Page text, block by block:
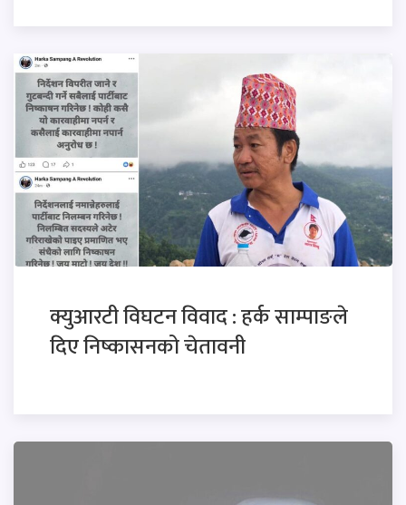
क्युआरटी विघटन विवाद : हर्क साम्पाङले
दिए निष्कासनको चेतावनी